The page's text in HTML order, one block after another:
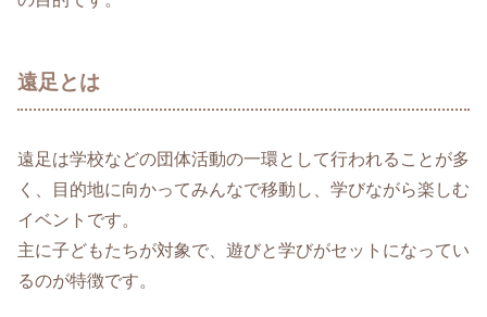
遠足とは
遠足は学校などの団体活動の一環として行われることが多
く、目的地に向かってみんなで移動し、学びながら楽しむ
イベントです。
主に子どもたちが対象で、遊びと学びがセットになってい
るのが特徴です。